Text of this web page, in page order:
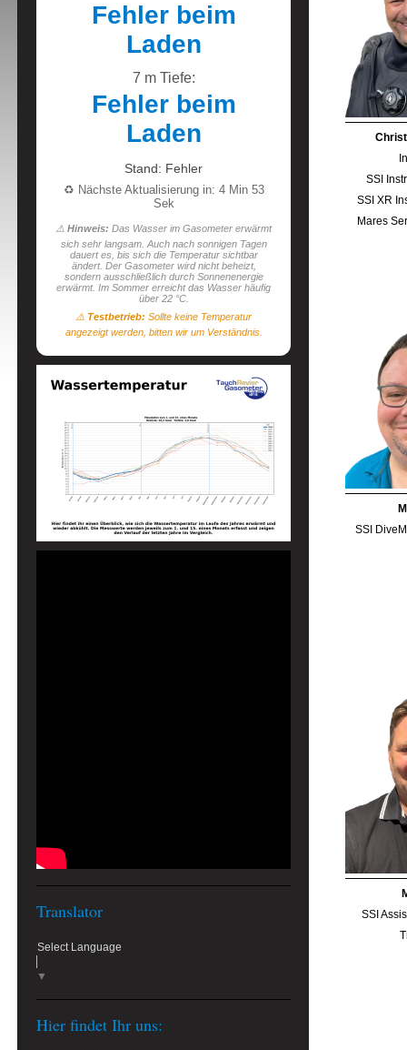
Fehler beim
Laden
7 m Tiefe:
Fehler beim
Laden
Stand: Fehler
♻️ Nächste Aktualisierung in: 4 Min 52
Sek
⚠️ Hinweis: Das Wasser im Gasometer erwärmt
sich sehr langsam. Auch nach sonnigen Tagen
dauert es, bis sich die Temperatur sichtbar
ändert. Der Gasometer wird nicht beheizt,
sondern ausschließlich durch Sonnenenergie
erwärmt. Im Sommer erreicht das Wasser häufig
über 22 °C.
⚠️ Testbetrieb: Sollte keine Temperatur
angezeigt werden, bitten wir um Verständnis.
Translator
Select Language
▼
Hier findet Ihr uns:
SSI
SSI XR
Mares
SSI
SSI